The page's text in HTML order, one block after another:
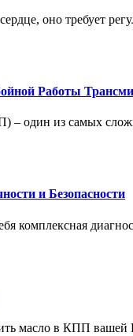
оно требует
Работы
– один из самых
и Безопасности
комплексная
масло в КПП